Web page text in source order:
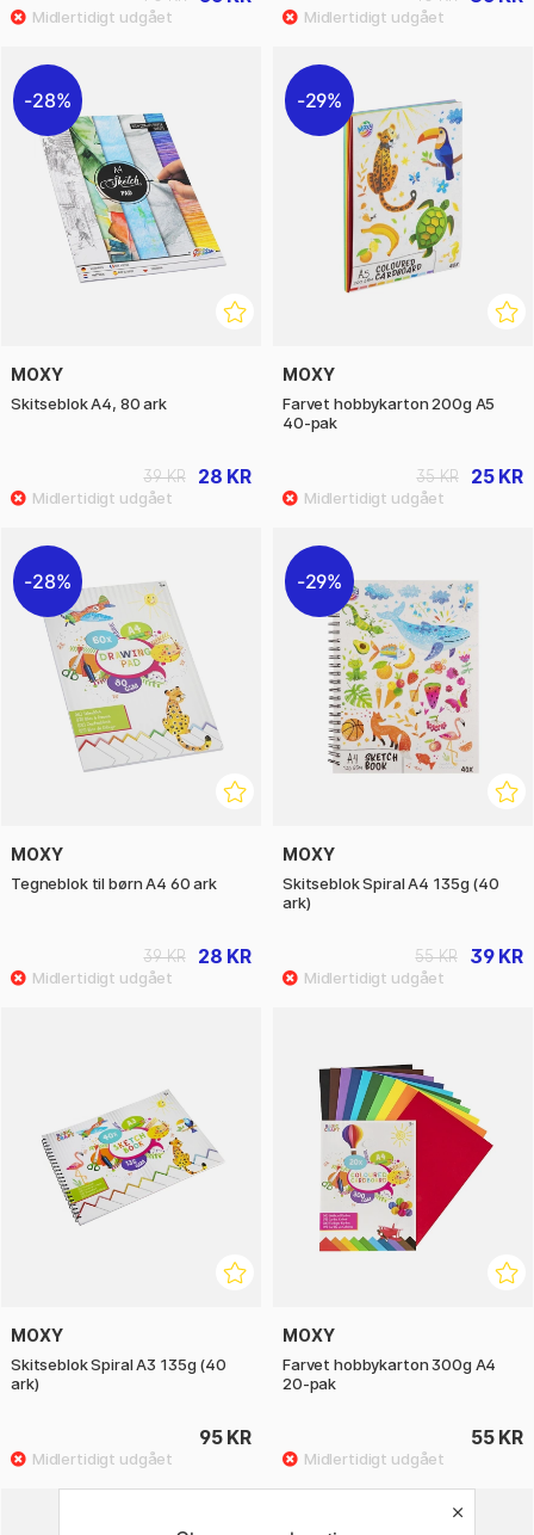
28%
MOXY
Skitseblok A4, 80 ark
28 KR
39 KR
29%
MOXY
Farvet hobbykarton 200g A5
40-pak
25 KR
35 KR
28%
MOXY
Tegneblok til børn A4 60 ark
28 KR
39 KR
29%
MOXY
Skitseblok Spiral A4 135g (40
ark)
39 KR
55 KR
MOXY
Skitseblok Spiral A3 135g (40
ark)
95 KR
MOXY
Farvet hobbykarton 300g A4
20-pak
55 KR